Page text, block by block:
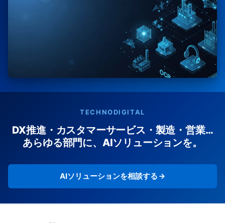
TECHNODIGITAL
DX推進・カスタマーサービス・製造・営業…
あらゆる部門に、AIソリューションを。
AIソリューションを相談する